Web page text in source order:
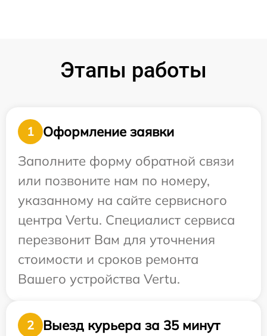
Этапы работы
1
Оформление заявки
Заполните форму обратной связи
или позвоните нам по номеру,
указанному на сайте сервисного
центра Vertu. Специалист сервиса
перезвонит Вам для уточнения
стоимости и сроков ремонта
Вашего устройства Vertu.
2 Выезд курьера за 35 минут